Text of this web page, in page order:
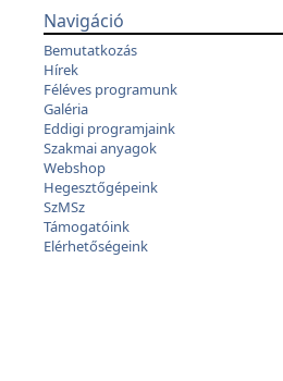
Navigáció
Bemutatkozás
Hírek
Féléves programunk
Galéria
Eddigi programjaink
Szakmai anyagok
Webshop
Hegesztőgépeink
SzMSz
Támogatóink
Elérhetőségeink